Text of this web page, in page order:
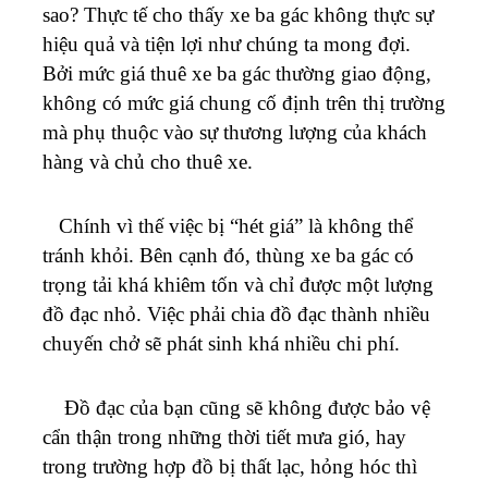
sao? Thực tế cho thấy xe ba gác không thực sự
hiệu quả và tiện lợi như chúng ta mong đợi.
Bởi mức giá thuê xe ba gác thường giao động,
không có mức giá chung cố định trên thị trường
mà phụ thuộc vào sự thương lượng của khách
hàng và chủ cho thuê xe.
Chính vì thế việc bị “hét giá” là không thể
tránh khỏi. Bên cạnh đó, thùng xe ba gác có
trọng tải khá khiêm tốn và chỉ được một lượng
đồ đạc nhỏ. Việc phải chia đồ đạc thành nhiều
chuyến chở sẽ phát sinh khá nhiều chi phí.
Đồ đạc của bạn cũng sẽ không được bảo vệ
cẩn thận trong những thời tiết mưa gió, hay
trong trường hợp đồ bị thất lạc, hỏng hóc thì